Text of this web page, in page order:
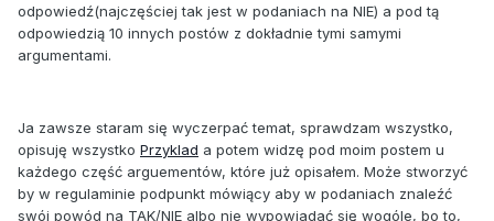
odpowiedź(najczęściej tak jest w podaniach na NIE) a pod tą
odpowiedzią 10 innych postów z dokładnie tymi samymi
argumentami.
Ja zawsze staram się wyczerpać temat, sprawdzam wszystko,
opisuję wszystko Przyklad a potem widzę pod moim postem u
każdego część arguementów, które już opisałem. Może stworzyć
by w regulaminie podpunkt mówiący aby w podaniach znaleźć
swój powód na TAK/NIE albo nie wypowiadać się wogóle, bo to,